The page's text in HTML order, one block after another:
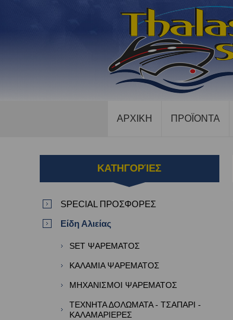
ΑΡΧΙΚΗ ΠΡΟΪΟΝΤΑ
ΚΑΤΗΓΟΡΊΕΣ
SPECIAL ΠΡΟΣΦΟΡΕΣ
Είδη Αλιείας
SET ΨΑΡΕΜΑΤΟΣ
ΚΑΛΑΜΙΑ ΨΑΡΕΜΑΤΟΣ
ΜΗΧΑΝΙΣΜΟΙ ΨΑΡΕΜΑΤΟΣ
ΤΕΧΝΗΤΑ ΔΟΛΩΜΑΤΑ - ΤΣΑΠΑΡΙ -
ΚΑΛΑΜΑΡΙΕΡΕΣ